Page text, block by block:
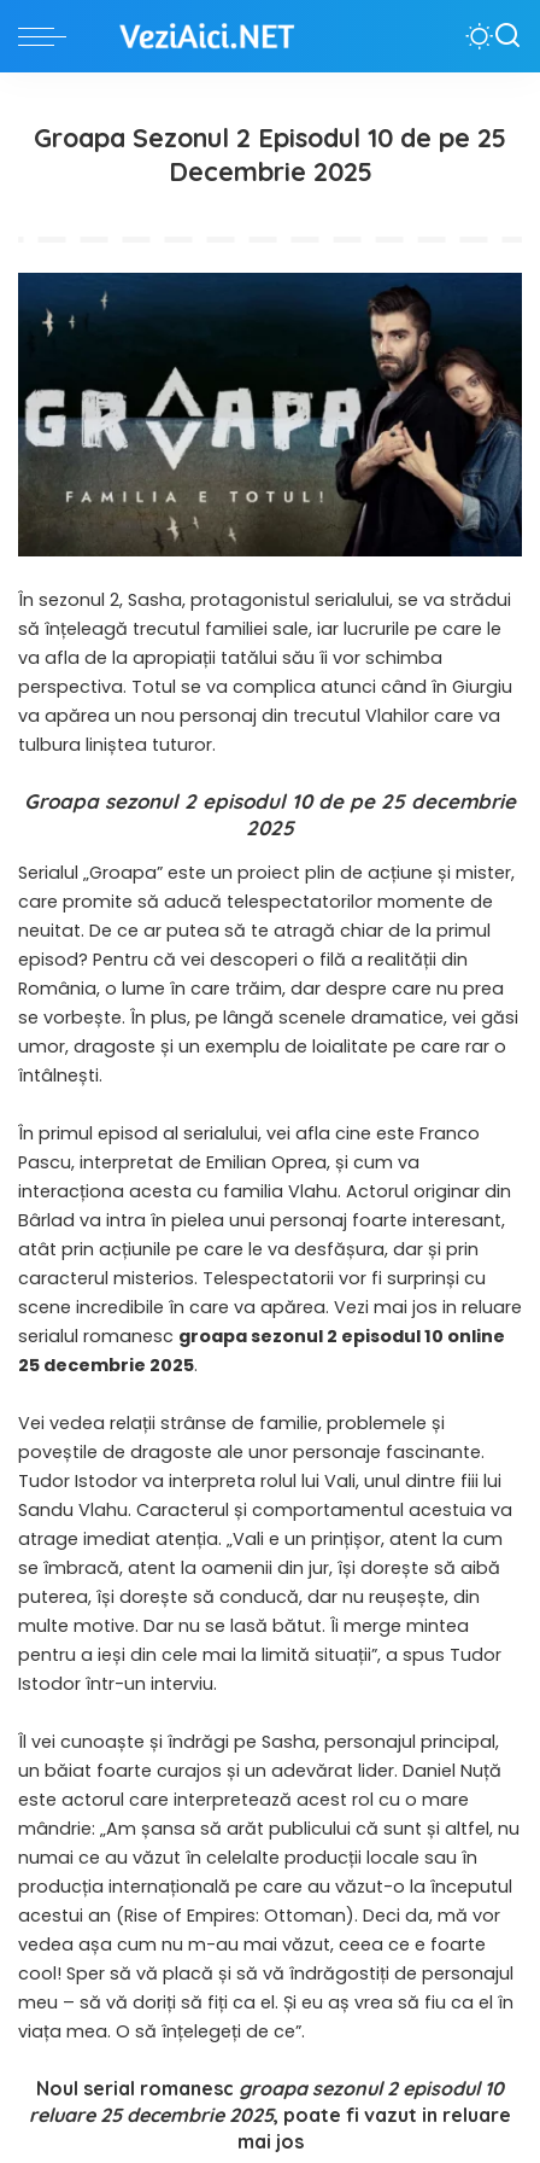
Groapa Sezonul 2 Episodul 10 de pe 25
Decembrie 2025
În sezonul 2, Sasha, protagonistul serialului, se va strădui
să înțeleagă trecutul familiei sale, iar lucrurile pe care le
va afla de la apropiații tatălui său îi vor schimba
perspectiva. Totul se va complica atunci când în Giurgiu
va apărea un nou personaj din trecutul Vlahilor care va
tulbura liniștea tuturor.
Groapa sezonul 2 episodul 10 de pe 25 decembrie
2025
Serialul „Groapa” este un proiect plin de acțiune și mister,
care promite să aducă telespectatorilor momente de
neuitat. De ce ar putea să te atragă chiar de la primul
episod? Pentru că vei descoperi o filă a realității din
România, o lume în care trăim, dar despre care nu prea
se vorbește. În plus, pe lângă scenele dramatice, vei găsi
umor, dragoste și un exemplu de loialitate pe care rar o
întâlnești.
În primul episod al serialului, vei afla cine este Franco
Pascu, interpretat de Emilian Oprea, și cum va
interacționa acesta cu familia Vlahu. Actorul originar din
Bârlad va intra în pielea unui personaj foarte interesant,
atât prin acțiunile pe care le va desfășura, dar și prin
caracterul misterios. Telespectatorii vor fi surprinși cu
scene incredibile în care va apărea. Vezi mai jos in reluare
serialul romanesc groapa sezonul 2 episodul 10 online
25 decembrie 2025.
Vei vedea relații strânse de familie, problemele și
poveștile de dragoste ale unor personaje fascinante.
Tudor Istodor va interpreta rolul lui Vali, unul dintre fiii lui
Sandu Vlahu. Caracterul și comportamentul acestuia va
atrage imediat atenția. „Vali e un prințișor, atent la cum
se îmbracă, atent la oamenii din jur, își dorește să aibă
puterea, își dorește să conducă, dar nu reușește, din
multe motive. Dar nu se lasă bătut. Îi merge mintea
pentru a ieși din cele mai la limită situații”, a spus Tudor
Istodor într-un interviu.
Îl vei cunoaște și îndrăgi pe Sasha, personajul principal,
un băiat foarte curajos și un adevărat lider. Daniel Nuță
este actorul care interpretează acest rol cu o mare
mândrie: „Am șansa să arăt publicului că sunt și altfel, nu
numai ce au văzut în celelalte producții locale sau în
producția internațională pe care au văzut-o la începutul
acestui an (Rise of Empires: Ottoman). Deci da, mă vor
vedea așa cum nu m-au mai văzut, ceea ce e foarte
cool! Sper să vă placă și să vă îndrăgostiți de personajul
meu – să vă doriți să fiți ca el. Și eu aș vrea să fiu ca el în
viața mea. O să înțelegeți de ce”.
Noul serial romanesc groapa sezonul 2 episodul 10
reluare 25 decembrie 2025, poate fi vazut in reluare
mai jos